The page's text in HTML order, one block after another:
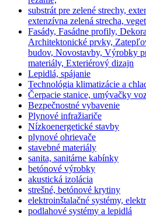
substrát pre zelené strechy,
extenzívna zelená strecha,
Fasády, Fasádne profily,
Architektonické prvky,
budov, Novostavby, Výrobky
materiály, Exteriérový dizajn
Lepidlá, spájanie
Technológia klimatizácie a
Čerpacie stanice, umývačky
Bezpečnostné vybavenie
Plynové infražiariče
Nízkoenergetické stavby
plynové ohrievače
stavebné materiály
sanita, sanitárne kabínky
betónové výrobky
akustická izolácia
strešné, betónové krytiny
elektroinštalačné systémy,
podlahové systémy a lepidlá